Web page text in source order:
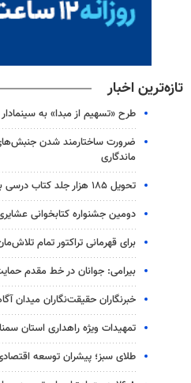
تازه‌ترین اخبار
طرح «تسهیم از مبدا» به
ضرورت ساختارمند شدن
ماندگاری
تحویل ۱۸۵ هزار جلد کتاب درسی به بردسکن
دومین جشنواره کتابخوانی
برای قهرمانی تراکتور تمام
بیرامی: جوانان در خط مقدم
خبرنگاران حقیقت‌نگاران میدان
تمهیدات ویژه راهداری استان
طلای سبز؛ پیشران توسعه